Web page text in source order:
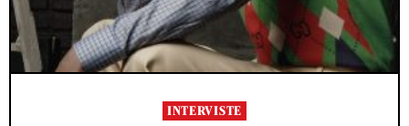
INTERVISTE